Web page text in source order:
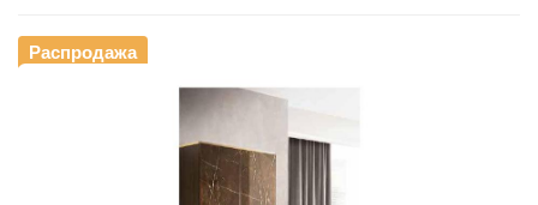
Распродажа